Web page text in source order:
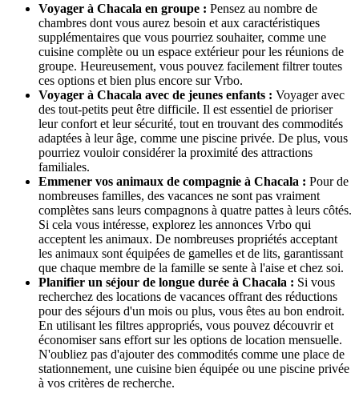
Voyager à Chacala en groupe : Pensez au nombre de
chambres dont vous aurez besoin et aux caractéristiques
supplémentaires que vous pourriez souhaiter, comme une
cuisine complète ou un espace extérieur pour les réunions de
groupe. Heureusement, vous pouvez facilement filtrer toutes
ces options et bien plus encore sur Vrbo.
Voyager à Chacala avec de jeunes enfants : Voyager avec
des tout-petits peut être difficile. Il est essentiel de prioriser
leur confort et leur sécurité, tout en trouvant des commodités
adaptées à leur âge, comme une piscine privée. De plus, vous
pourriez vouloir considérer la proximité des attractions
familiales.
Emmener vos animaux de compagnie à Chacala : Pour de
nombreuses familles, des vacances ne sont pas vraiment
complètes sans leurs compagnons à quatre pattes à leurs côtés.
Si cela vous intéresse, explorez les annonces Vrbo qui
acceptent les animaux. De nombreuses propriétés acceptant
les animaux sont équipées de gamelles et de lits, garantissant
que chaque membre de la famille se sente à l'aise et chez soi.
Planifier un séjour de longue durée à Chacala : Si vous
recherchez des locations de vacances offrant des réductions
pour des séjours d'un mois ou plus, vous êtes au bon endroit.
En utilisant les filtres appropriés, vous pouvez découvrir et
économiser sans effort sur les options de location mensuelle.
N'oubliez pas d'ajouter des commodités comme une place de
stationnement, une cuisine bien équipée ou une piscine privée
à vos critères de recherche.